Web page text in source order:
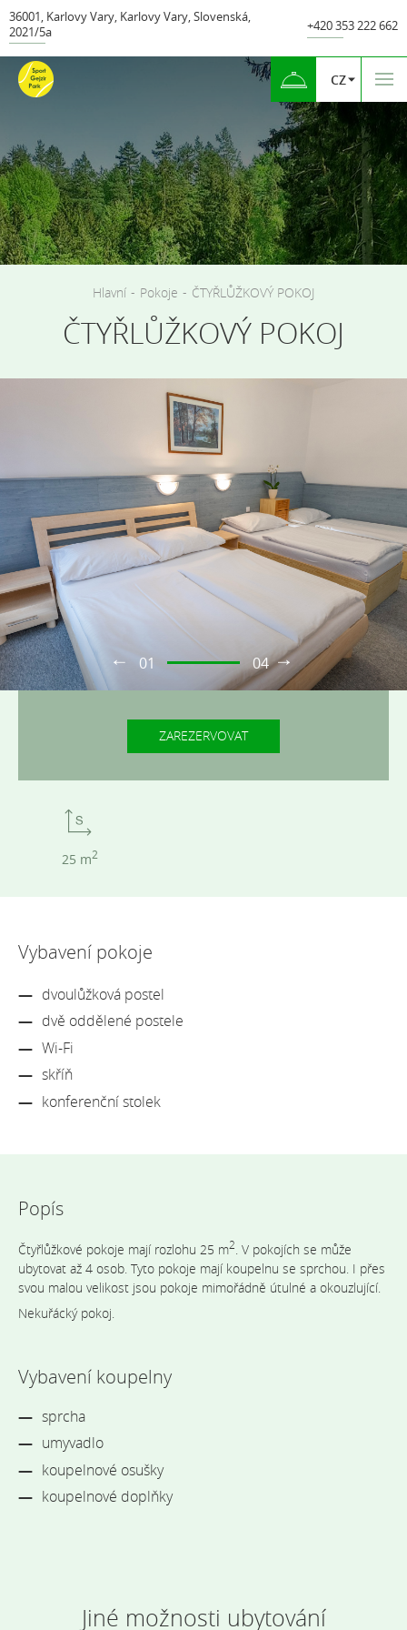
+420 353 222 662
36001, Karlovy Vary, Karlovy Vary,Slovenská,
2021/5а
CZ
Hlavní - Pokoje - ČTYŘLŮŽKOVÝ POKOJ
ČTYŘLŮŽKOVÝ POKOJ
01 04
ZAREZERVOVAT
25 m2
Vybavení pokoje
dvoulůžková postel
dvě oddělené postele
Wi-Fi
skříň
konferenční stolek
Popís
Čtyřlůžkové pokoje mají rozlohu 25 m2 . V pokojích se může
ubytovat až 4 osob. Tyto pokoje mají koupelnu se sprchou. I přes
svou malou velikost jsou pokoje mimořádně útulné a okouzlující.
Nekuřácký pokoj.
Vybavení koupelny
sprcha
umyvadlo
koupelnové osušky
koupelnové doplňky
Jiné možnosti ubytování